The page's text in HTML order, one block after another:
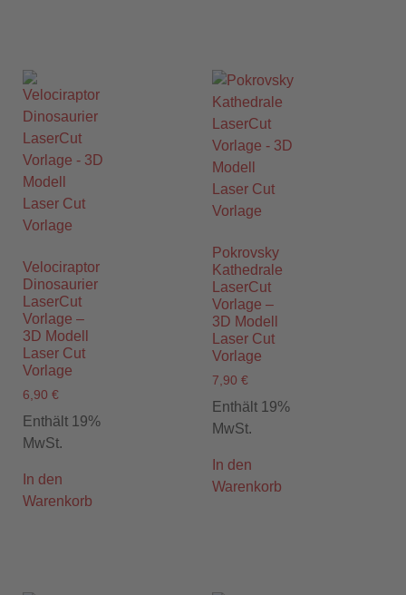
Velociraptor
Dinosaurier
LaserCut
Vorlage –
3D Modell
Laser Cut
Vorlage
6,90 €
Enthält 19%
MwSt.
In den
Warenkorb
Pokrovsky
Kathedrale
LaserCut
Vorlage –
3D Modell
Laser Cut
Vorlage
7,90 €
Enthält 19%
MwSt.
In den
Warenkorb